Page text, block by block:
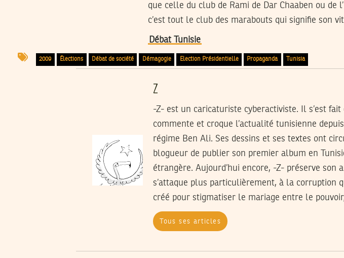
que celle du club de Rami de Dar Chaaben ou de
c’est tout le club des marabouts qui signifie son
Débat Tunisie
2009 Élections Débat de société Démagogie Election Présidentielle Propaganda Tunisia
Z
-Z- est un caricaturiste cyberactiviste. Il s’est
commente et croque l’actualité tunisienne
régime Ben Ali. Ses dessins et ses textes ont
blogueur de publier son premier album en
étrangère. Aujourd’hui encore, -Z- préserve
s’attaque plus particulièrement, à la corruption
créé pour stigmatiser le mariage entre le
Tous ses articles